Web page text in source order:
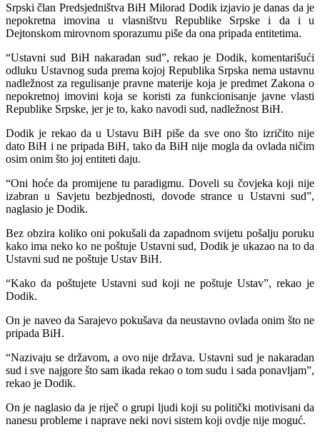
Srpski član Predsjedništva BiH Milorad Dodik izjavio je danas da je
nepokretna imovina u vlasništvu Republike Srpske i da i u
Dejtonskom mirovnom sporazumu piše da ona pripada entitetima.
“Ustavni sud BiH nakaradan sud”, rekao je Dodik, komentarišući
odluku Ustavnog suda prema kojoj Republika Srpska nema ustavnu
nadležnost za regulisanje pravne materije koja je predmet Zakona o
nepokretnoj imovini koja se koristi za funkcionisanje javne vlasti
Republike Srpske, jer je to, kako navodi sud, nadležnost BiH.
Dodik je rekao da u Ustavu BiH piše da sve ono što izričito nije
dato BiH i ne pripada BiH, tako da BiH nije mogla da ovlada ničim
osim onim što joj entiteti daju.
“Oni hoće da promijene tu paradigmu. Doveli su čovjeka koji nije
izabran u Savjetu bezbjednosti, dovode strance u Ustavni sud”,
naglasio je Dodik.
Bez obzira koliko oni pokušali da zapadnom svijetu pošalju poruku
kako ima neko ko ne poštuje Ustavni sud, Dodik je ukazao na to da
Ustavni sud ne poštuje Ustav BiH.
“Kako da poštujete Ustavni sud koji ne poštuje Ustav”, rekao je
Dodik.
On je naveo da Sarajevo pokušava da neustavno ovlada onim što ne
pripada BiH.
“Nazivaju se državom, a ovo nije država. Ustavni sud je nakaradan
sud i sve najgore što sam ikada rekao o tom sudu i sada ponavljam”,
rekao je Dodik.
On je naglasio da je riječ o grupi ljudi koji su politički motivisani da
nanesu probleme i naprave neki novi sistem koji ovdje nije moguć.